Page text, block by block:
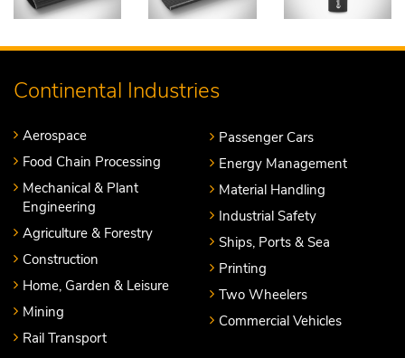
Continental Industries
Aerospace
Food Chain Processing
Mechanical & Plant
Engineering
Agriculture & Forestry
Construction
Home, Garden & Leisure
Mining
Rail Transport
Passenger Cars
Energy Management
Material Handling
Industrial Safety
Ships, Ports & Sea
Printing
Two Wheelers
Commercial Vehicles